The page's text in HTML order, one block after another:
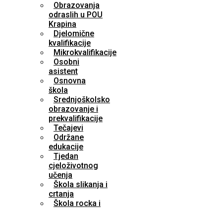
Obrazovanja
odraslih u POU
Krapina
Djelomične
kvalifikacije
Mikrokvalifikacije
Osobni
asistent
Osnovna
škola
Srednjoškolsko
obrazovanje i
prekvalifikacije
Tečajevi
Održane
edukacije
Tjedan
cjeloživotnog
učenja
Škola slikanja i
crtanja
Škola rocka i